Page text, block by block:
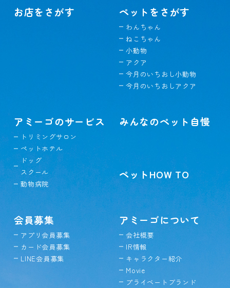
お店をさがす ペットをさがす
わんちゃん
ねこちゃん
小動物
アクア
今月のいちおし小動物
今月のいちおしアクア
アミーゴのサービス
トリミングサロン
ペットホテル
ドッグ
スクール
動物病院
みんなのペット自慢
ペットHOW TO
会員募集
アプリ会員募集
カード会員募集
LINE会員募集
アミーゴについて
会社概要
IR情報
キャラクター紹介
Movie
プライベートブランド